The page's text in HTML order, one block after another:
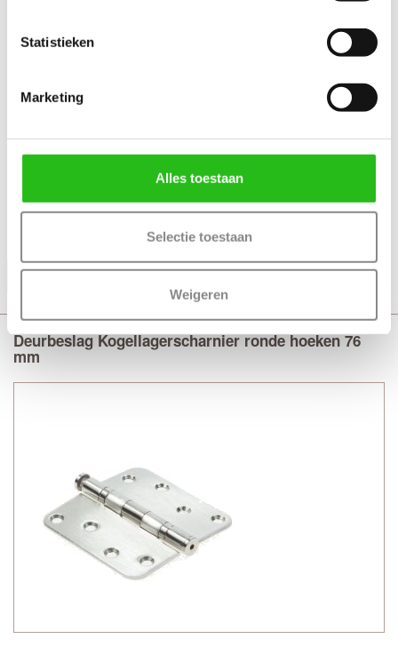
Statistieken
Marketing
Alles toestaan
Selectie toestaan
Weigeren
Technische gegevens
+ Kogellagerscharnier
+ Afmeting 89 x 89 - 2.5 mm
+ Uitvoering RVS - Mat zwart gelakt
Productinformatie
Deurbeslag Kogellagerscharnier ronde hoeken 76
mm